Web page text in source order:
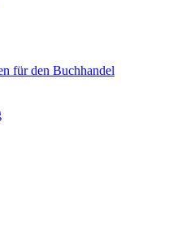
für den Buchhandel